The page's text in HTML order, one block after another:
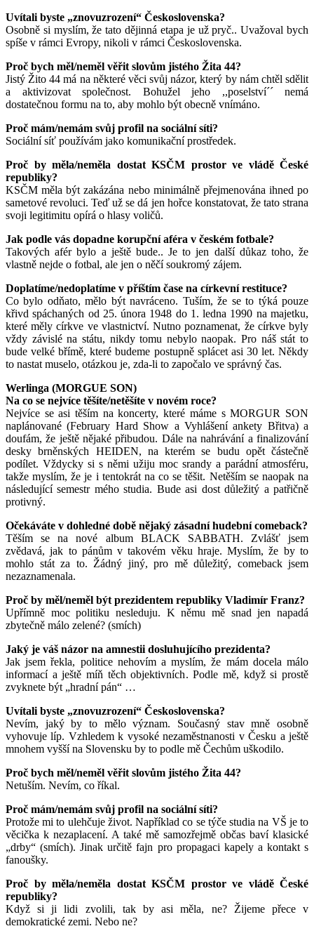
Uvítali byste „znovuzrození“ Československa?
Osobně si myslím, že tato dějinná etapa je už pryč.. Uvažoval bych
spíše v rámci Evropy, nikoli v rámci Československa.
Proč bych měl/neměl věřit slovům jistého Žita 44?
Jistý Žito 44 má na některé věci svůj názor, který by nám chtěl sdělit
a aktivizovat společnost. Bohužel jeho ,,poselství´´ nemá
dostatečnou formu na to, aby mohlo být obecně vnímáno.
Proč mám/nemám svůj profil na sociální síti?
Sociální síť používám jako komunikační prostředek.
Proč by měla/neměla dostat KSČM prostor ve vládě České
republiky?
KSČM měla být zakázána nebo minimálně přejmenována ihned po
sametové revoluci. Teď už se dá jen hořce konstatovat, že tato strana
svoji legitimitu opírá o hlasy voličů.
Jak podle vás dopadne korupční aféra v českém fotbale?
Takových afér bylo a ještě bude.. Je to jen další důkaz toho, že
vlastně nejde o fotbal, ale jen o něčí soukromý zájem.
Doplatíme/nedoplatíme v příštím čase na církevní restituce?
Co bylo odňato, mělo být navráceno. Tuším, že se to týká pouze
křivd spáchaných od 25. února 1948 do 1. ledna 1990 na majetku,
které měly církve ve vlastnictví. Nutno poznamenat, že církve byly
vždy závislé na státu, nikdy tomu nebylo naopak. Pro náš stát to
bude velké břímě, které budeme postupně splácet asi 30 let. Někdy
to nastat muselo, otázkou je, zda-li to započalo ve správný čas.
Werlinga (MORGUE SON)
Na co se nejvíce těšíte/netěšíte v novém roce?
Nejvíce se asi těším na koncerty, které máme s MORGUR SON
naplánované (February Hard Show a Vyhlášení ankety Břitva) a
doufám, že ještě nějaké přibudou. Dále na nahrávání a finalizování
desky brněnských HEIDEN, na kterém se budu opět částečně
podílet. Vždycky si s němi užiju moc srandy a parádní atmosféru,
takže myslím, že je i tentokrát na co se těšit. Netěším se naopak na
následující semestr mého studia. Bude asi dost důležitý a patřičně
protivný.
Očekáváte v dohledné době nějaký zásadní hudební comeback?
Těším se na nové album BLACK SABBATH. Zvlášť jsem
zvědavá, jak to pánům v takovém věku hraje. Myslím, že by to
mohlo stát za to. Žádný jiný, pro mě důležitý, comeback jsem
nezaznamenala.
Proč by měl/neměl být prezidentem republiky Vladimír Franz?
Upřímně moc politiku nesleduju. K němu mě snad jen napadá
zbytečně málo zelené? (smích)
Jaký je váš názor na amnestii dosluhujícího prezidenta?
Jak jsem řekla, politice nehovím a myslím, že mám docela málo
informací a ještě míň těch objektivních. Podle mě, když si prostě
zvyknete být „hradní pán“ …
Uvítali byste „znovuzrození“ Československa?
Nevím, jaký by to mělo význam. Současný stav mně osobně
vyhovuje líp. Vzhledem k vysoké nezaměstnanosti v Česku a ještě
mnohem vyšší na Slovensku by to podle mě Čechům uškodilo.
Proč bych měl/neměl věřit slovům jistého Žita 44?
Netuším. Nevím, co říkal.
Proč mám/nemám svůj profil na sociální síti?
Protože mi to ulehčuje život. Například co se týče studia na VŠ je to
věcička k nezaplacení. A také mě samozřejmě občas baví klasické
„drby“ (smích). Jinak určitě fajn pro propagaci kapely a kontakt s
fanoušky.
Proč by měla/neměla dostat KSČM prostor ve vládě České
republiky?
Když si ji lidi zvolili, tak by asi měla, ne? Žijeme přece v
demokratické zemi. Nebo ne?